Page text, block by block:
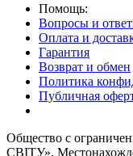
Помощь:
Вопросы и
Оплата и
Гарантия
Возврат и обмен
Политика
Публичная
Общество с
СВІТУ».